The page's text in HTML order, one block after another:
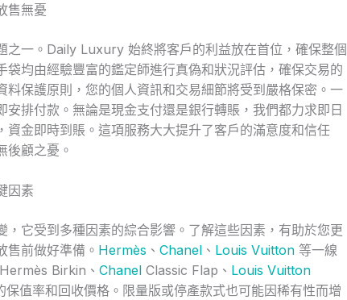
售無憂
之一。Daily Luxury 始終將客戶的利益放在首位，確保整個
袋均由經驗豐富的鑑定師進行真偽和狀況評估，確保交易的
料保護原則，您的個人資訊和交易細節將受到嚴格保密。一
安排付款。無論是現金支付還是銀行轉賬，我們都力求即日
資金即時到賬。這項服務大大提升了客戶的滿意度和信任
後顧之憂。
因素
，它受到多種因素的綜合影響。了解這些因素，有助於您更
售前做好準備。 Hermès 、 Chanel 、 Louis Vuitton 等一線
Birkin、 Chanel Classic Flap、 Louis Vuitton
值率和回收價格。限量版或停產款式也可能因稀有性而增